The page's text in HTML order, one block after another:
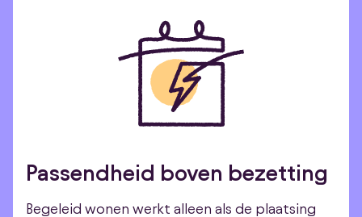
Passendheid boven bezetting
Begeleid wonen werkt alleen als de plaatsing